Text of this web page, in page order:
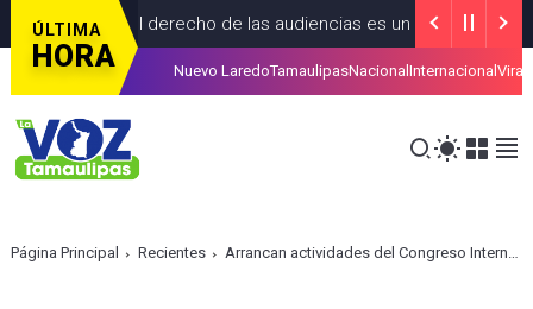
ÚLTIMA
HORA
el derecho de las audiencias es un principio
Sheinbaum firma decreto para fortalecer la transparencia en el
Nuevo LaredoTamaulipasNacional Internacional Viral
Página Principal Recientes Arrancan actividades del Congreso Internacional de Educación Básica